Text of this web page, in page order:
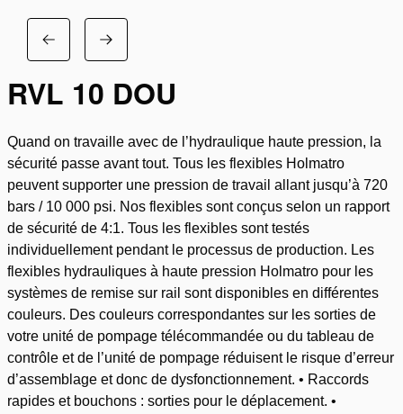
RVL 10 DOU
Quand on travaille avec de l’hydraulique haute pression, la
sécurité passe avant tout. Tous les flexibles Holmatro
peuvent supporter une pression de travail allant jusqu’à 720
bars / 10 000 psi. Nos flexibles sont conçus selon un rapport
de sécurité de 4:1. Tous les flexibles sont testés
individuellement pendant le processus de production. Les
flexibles hydrauliques à haute pression Holmatro pour les
systèmes de remise sur rail sont disponibles en différentes
couleurs. Des couleurs correspondantes sur les sorties de
votre unité de pompage télécommandée ou du tableau de
contrôle et de l’unité de pompage réduisent le risque d’erreur
d’assemblage et donc de dysfonctionnement. • Raccords
rapides et bouchons : sorties pour le déplacement. •